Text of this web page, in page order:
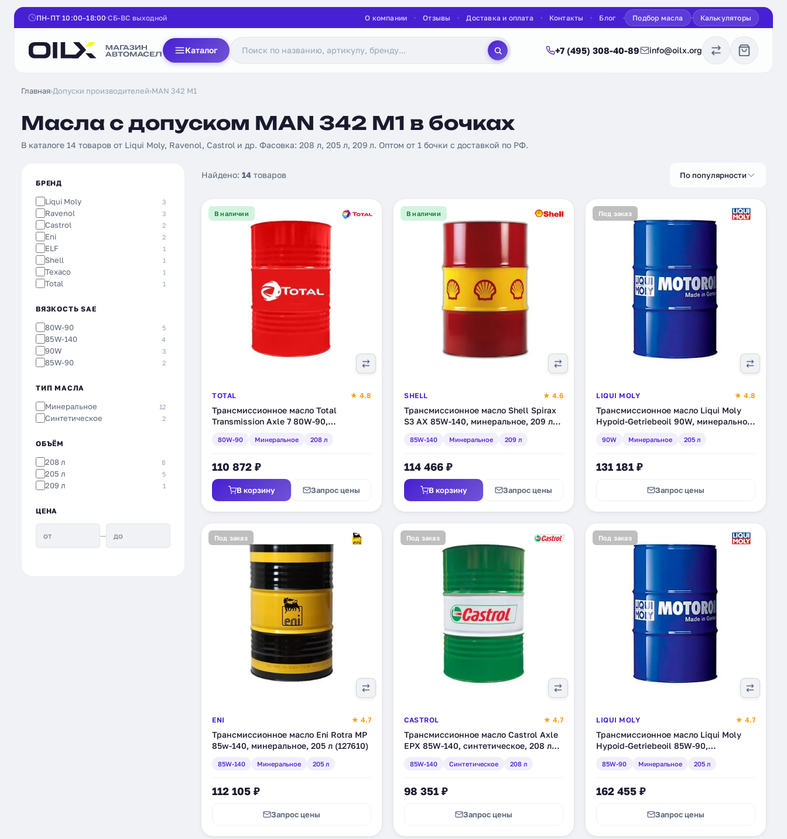
ПН-ПТ 10:00–18:00 СБ-ВС выходной О компании Отзывы Доставка и оплата Контакты Блог Подбор масла Калькуляторы
Каталог +7 (495) 308-40-89 info@oilx.org
Главная›Допуски производителей›MAN 342 M1
Масла с допуском MAN 342 M1 в бочках
В каталоге 14 товаров от Liqui Moly, Ravenol, Castrol и др. Фасовка: 208 л, 205 л, 209 л. Оптом от 1 бочки с доставкой по РФ.
БРЕНД
Liqui Moly 3
Ravenol 3
Castrol 2
Eni 2
ELF 1
Shell 1
Texaco 1
Total 1
ВЯЗКОСТЬ SAE
80W-90 5
85W-140 4
90W 3
85W-90 2
ТИП МАСЛА
Минеральное 12
Синтетическое 2
ОБЪЁМ
208 л 8
205 л 5
209 л 1
ЦЕНА
—
Найдено: 14 товаров По популярности
В наличии
TOTAL ★ 4.8
Трансмиссионное масло Total
Transmission Axle 7 80W-90,
80W-90 Минеральное 208 л
110 872 ₽
В корзину Запрос цены
В наличии
SHELL ★ 4.6
Трансмиссионное масло Shell Spirax
S3 AX 85W-140, минеральное, 209 л
85W-140 Минеральное 209 л
114 466 ₽
В корзину Запрос цены
Под заказ
LIQUI MOLY ★ 4.8
Трансмиссионное масло Liqui Moly
Hypoid-Getriebeoil 90W, минеральное,
90W Минеральное 205 л
131 181 ₽
Запрос цены
Под заказ
ENI ★ 4.7
Трансмиссионное масло Eni Rotra MP
85w-140, минеральное, 205 л (127610)
85W-140 Минеральное 205 л
112 105 ₽
Запрос цены
Под заказ
CASTROL ★ 4.7
Трансмиссионное масло Castrol Axle
EPX 85W-140, синтетическое, 208 л
85W-140 Синтетическое 208 л
98 351 ₽
Запрос цены
Под заказ
LIQUI MOLY ★ 4.7
Трансмиссионное масло Liqui Moly
Hypoid-Getriebeoil 85W-90,
85W-90 Минеральное 205 л
162 455 ₽
Запрос цены